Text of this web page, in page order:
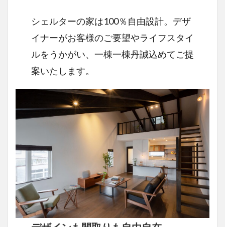
シェルターの家は100％自由設計。デザ
イナーがお客様のご要望やライフスタイ
ルをうかがい、一棟一棟丹誠込めてご提
案いたします。